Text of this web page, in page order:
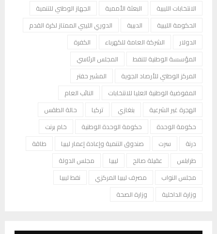
الانتخابات الليبية
البعثة الأممية
الجهاز الوطني للتنمية
الحكومة الليبية
الدبيبة
الدوري الليبي الممتاز لكرة القدم
الدولار
الشركة العامة للكهرباء
الكفرة
المؤسسة الوطنية للنفط
المجلس الرئاسي
المركز الوطني للأرصاد الجوية
المشير حفتر
المفوضية الوطنية العليا للانتخابات
النائب العام
الهجرة غير الشرعية
بنغازي تركيا
حالة الطقس
حكومة الوحدة
حكومة الوحدة الوطنية
خام برنت
درنة
سرت صندوق التنمية وإعادة إعمار ليبيا
طاقة
طرابلس
عقيلة صالح ليبيا
مجلس الدولة
مجلس النواب
مصرف ليبيا المركزي
نفط ليبيا
وزارة الداخلية
وزارة الصحة